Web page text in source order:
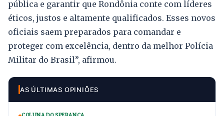
pública e garantir que Rondônia conte com líderes
éticos, justos e altamente qualificados. Esses novos
oficiais saem preparados para comandar e
proteger com excelência, dentro da melhor Polícia
Militar do Brasil”, afirmou.
AS ÚLTIMAS OPINIÕES